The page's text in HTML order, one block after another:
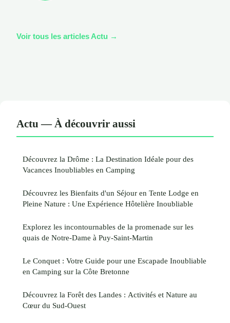
Voir tous les articles Actu →
Actu — À découvrir aussi
Découvrez la Drôme : La Destination Idéale pour des
Vacances Inoubliables en Camping
Découvrez les Bienfaits d'un Séjour en Tente Lodge en
Pleine Nature : Une Expérience Hôtelière Inoubliable
Explorez les incontournables de la promenade sur les
quais de Notre-Dame à Puy-Saint-Martin
Le Conquet : Votre Guide pour une Escapade Inoubliable
en Camping sur la Côte Bretonne
Découvrez la Forêt des Landes : Activités et Nature au
Cœur du Sud-Ouest